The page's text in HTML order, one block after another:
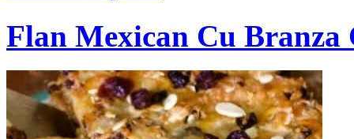
Flan Mexican Cu Branza